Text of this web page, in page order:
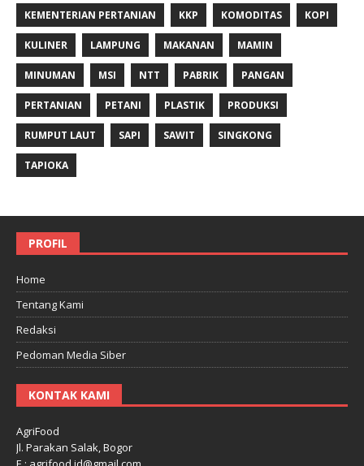
KEMENTERIAN PERTANIAN KKP KOMODITAS KOPI
KULINER LAMPUNG MAKANAN MAMIN
MINUMAN MSI NTT PABRIK PANGAN
PERTANIAN PETANI PLASTIK PRODUKSI
RUMPUT LAUT SAPI SAWIT SINGKONG
TAPIOKA
PROFIL
Home
Tentang Kami
Redaksi
Pedoman Media Siber
KONTAK KAMI
AgriFood
Jl. Parakan Salak, Bogor